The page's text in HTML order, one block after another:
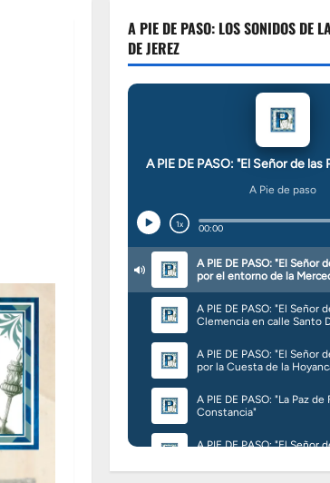
A PIE DE PASO: LOS SONIDOS DE
DE JEREZ